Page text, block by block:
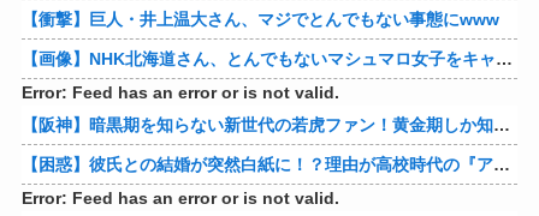
【衝撃】巨人・井上温大さん、マジでとんでもない事態にwww
【画像】NHK北海道さん、とんでもないマシュマロ女子をキャスターに起用してしまうwwwwwwww
Error: Feed has an error or is not valid.
【阪神】暗黒期を知らない新世代の若虎ファン！黄金期しか知らない現代のファン事情と驚きのリアル
【困惑】彼氏との結婚が突然白紙に！？理由が高校時代の『アレ』だったｗｗｗｗ 他
Error: Feed has an error or is not valid.